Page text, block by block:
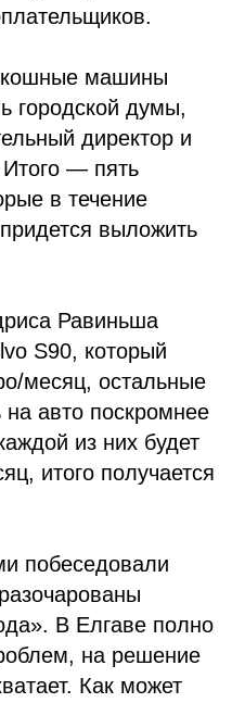
машины
городской думы,
директор и
Итого — пять
в течение
выложить
Равиньша
S90, который
месяц, остальные
на авто поскромнее
из них будет
итого получается
побеседовали
В Елгаве полно
на решение
Как может